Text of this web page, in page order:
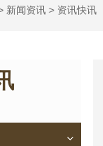
新闻资讯 > 资讯快讯